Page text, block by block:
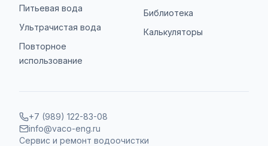
Питьевая вода
Ультрачистая вода
Повторное
использование
Библиотека
Калькуляторы
+7 (989) 122-83-08
info@vaco-eng.ru
Сервис и ремонт водоочистки